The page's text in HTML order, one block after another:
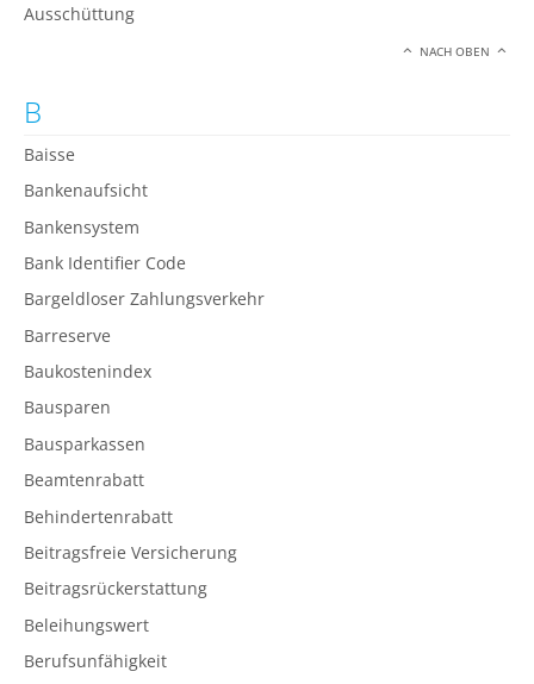
Ausschüttung
NACH OBEN
B
Baisse
Bankenaufsicht
Bankensystem
Bank Identifier Code
Bargeldloser Zahlungsverkehr
Barreserve
Baukostenindex
Bausparen
Bausparkassen
Beamtenrabatt
Behindertenrabatt
Beitragsfreie Versicherung
Beitragsrückerstattung
Beleihungswert
Berufsunfähigkeit